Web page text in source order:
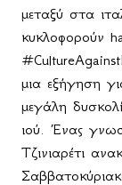
μεταξύ στα
κυκλοφορούν
#
μια εξήγηση
μεγάλη
ιού. Ένας
Τζινιαρέτι